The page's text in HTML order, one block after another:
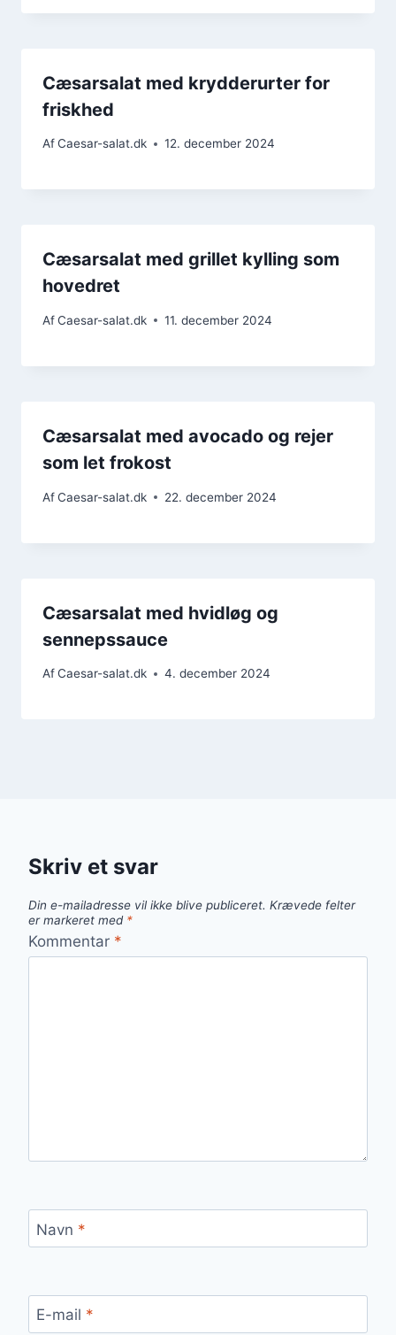
Cæsarsalat med krydderurter for
friskhed
AfCaesar-salat.dk 12. december 2024
Cæsarsalat med grillet kylling som
hovedret
AfCaesar-salat.dk 11. december 2024
Cæsarsalat med avocado og rejer
som let frokost
AfCaesar-salat.dk 22. december 2024
Cæsarsalat med hvidløg og
sennepssauce
AfCaesar-salat.dk 4. december 2024
Skriv et svar
Din e-mailadresse vil ikke blive publiceret. Krævede felter
er markeret med *
Kommentar *
Navn *
E-mail *